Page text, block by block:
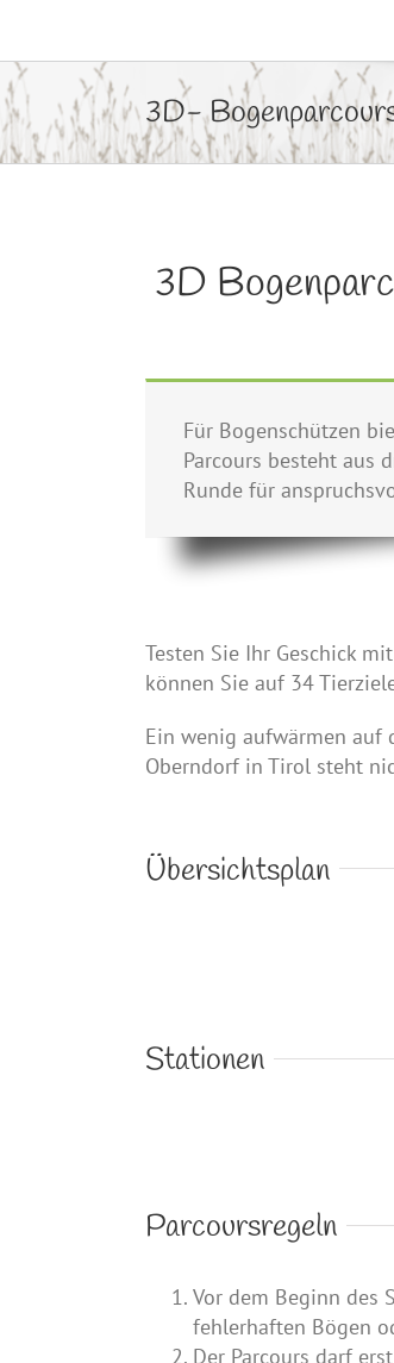
3D-
3D
Für Bogenschützen
Parcours besteht aus
Runde für
Testen Sie Ihr Geschick
können Sie auf 34
Ein wenig aufwärmen auf
Oberndorf in Tirol steht
Übersichtsplan
Stationen
Parcoursregeln
Vor dem Beginn des
fehlerhaften Bögen
Der Parcours darf